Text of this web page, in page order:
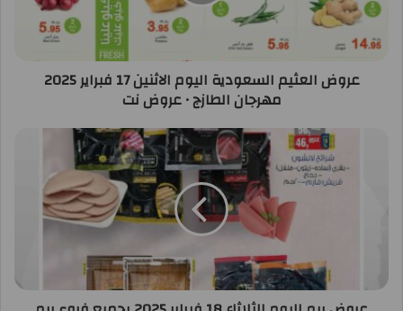
عروض العثيم السعودية اليوم الاثنين 17 فبراير 2025
مهرجان الطازج • عروض نت